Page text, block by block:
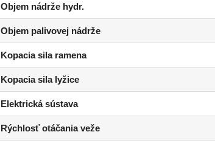
Objem nádrže hydr.
Objem palivovej nádrže
Kopacia sila ramena
Kopacia sila lyžice
Elektrická sústava
Rýchlosť otáčania veže